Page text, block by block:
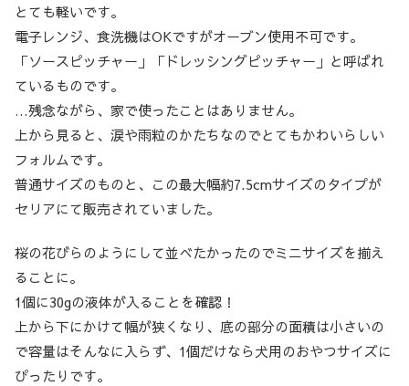
とても軽いです。
電子レンジ、食洗機はOKですがオーブン使用不可です。
「ソースピッチャー」「ドレッシングピッチャー」と呼ばれ
ているものです。
…残念ながら、家で使ったことはありません。
上から見ると、涙や雨粒のかたちなのでとてもかわいらしい
フォルムです。
普通サイズのものと、この最大幅約7.5cmサイズのタイプが
セリアにて販売されていました。
桜の花びらのようにして並べたかったのでミニサイズを揃え
ることに。
1個に30gの液体が入ることを確認！
上から下にかけて幅が狭くなり、底の部分の面積は小さいの
で容量はそんなに入らず、1個だけなら犬用のおやつサイズに
ぴったりです。